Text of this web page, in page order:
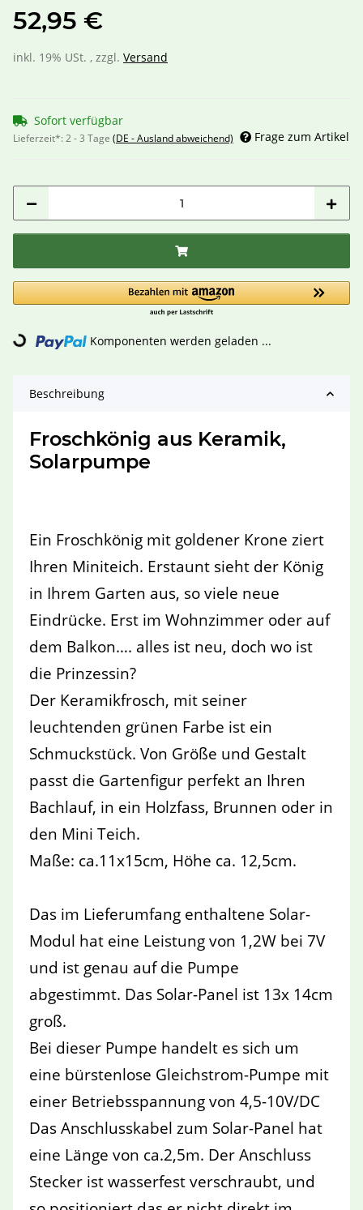
52,95 €
inkl. 19% USt. , zzgl. Versand
Sofort verfügbar
Lieferzeit*:2 - 3 Tage (DE - Ausland abweichend) Frage zum Artikel
Loading... Komponenten werden geladen ...
Beschreibung
Froschkönig aus Keramik,
Solarpumpe
Ein Froschkönig mit goldener Krone ziert
Ihren Miniteich. Erstaunt sieht der König
in Ihrem Garten aus, so viele neue
Eindrücke. Erst im Wohnzimmer oder auf
dem Balkon…. alles ist neu, doch wo ist
die Prinzessin?
Der Keramikfrosch, mit seiner
leuchtenden grünen Farbe ist ein
Schmuckstück. Von Größe und Gestalt
passt die Gartenfigur perfekt an Ihren
Bachlauf, in ein Holzfass, Brunnen oder in
den Mini Teich.
Maße: ca.11x15cm, Höhe ca. 12,5cm.
Das im Lieferumfang enthaltene Solar-
Modul hat eine Leistung von 1,2W bei 7V
und ist genau auf die Pumpe
abgestimmt. Das Solar-Panel ist 13x 14cm
groß.
Bei dieser Pumpe handelt es sich um
eine bürstenlose Gleichstrom-Pumpe mit
einer Betriebsspannung von 4,5-10V/DC
Das Anschlusskabel zum Solar-Panel hat
eine Länge von ca.2,5m. Der Anschluss
Stecker ist wasserfest verschraubt, und